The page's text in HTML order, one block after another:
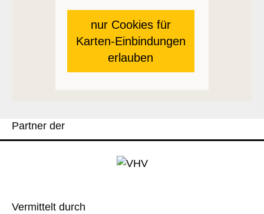
nur Cookies für
Karten-Einbindungen
erlauben
Partner der
Vermittelt durch